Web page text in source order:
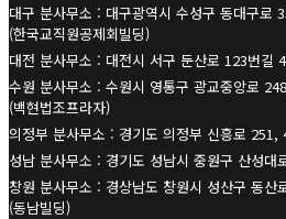
대구 분사무소 : 대구광역시 수성구 동대구로
(한국교직원공제회빌딩)
대전 분사무소 : 대전시 서구 둔산로 123번길
수원 분사무소 : 수원시 영통구 광교중앙로
(백현법조프라자)
의정부 분사무소 : 경기도 의정부 신흥로 251,
성남 분사무소 : 경기도 성남시 중원구 산성대
창원 분사무소 : 경상남도 창원시 성산구 동산
(동남빌딩)